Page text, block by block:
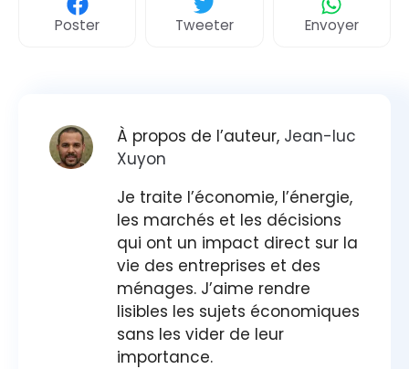
Poster Tweeter Envoyer
À propos de l’auteur, Jean-luc
Xuyon
Je traite l’économie, l’énergie,
les marchés et les décisions
qui ont un impact direct sur la
vie des entreprises et des
ménages. J’aime rendre
lisibles les sujets économiques
sans les vider de leur
importance.